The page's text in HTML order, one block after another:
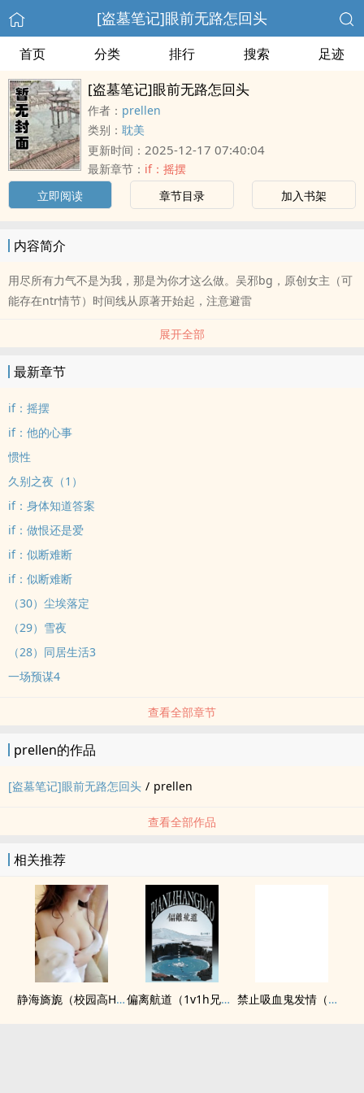
[盗墓笔记]眼前无路怎回头
首页 分类 排行 搜索 足迹
[盗墓笔记]眼前无路怎回头
作者： prellen
类别： 耽美
更新时间： 2025-12-17 07:40:04
最新章节： if：摇摆
立即阅读
章节目录 加入书架
内容简介
用尽所有力气不是为我，那是为你才这么做。吴邪bg，原创女主（可
能存在ntr情节）时间线从原著开始起，注意避雷
展开全部
最新章节
if：摇摆
if：他的心事
惯性
久别之夜（1）
if：身体知道答案
if：做恨还是爱
if：似断难断
if：似断难断
（30）尘埃落定
（29）雪夜
（28）同居生活3
一场预谋4
查看全部章节
prellen的作品
[盗墓笔记]眼前无路怎回头 / prellen
查看全部作品
相关推荐
静海旖旎（校园高H） 偏离航道（1v1h兄妹骨科bg） 禁止吸血鬼发情（姐狗高H 1v1）